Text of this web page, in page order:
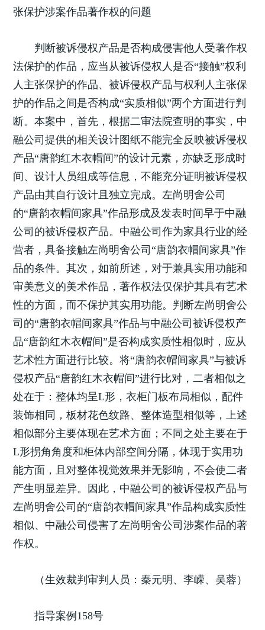
张保护涉案作品著作权的问题
判断被诉侵权产品是否构成侵害他人受著作权
法保护的作品，应当从被诉侵权人是否“接触”权利
人主张保护的作品、被诉侵权产品与权利人主张保
护的作品之间是否构成“实质相似”两个方面进行判
断。本案中，首先，根据二审法院查明的事实，中
融公司提供的相关设计图纸不能完全反映被诉侵权
产品“唐韵红木衣帽间”的设计元素，亦缺乏形成时
间、设计人员组成等信息，不能充分证明被诉侵权
产品由其自行设计且独立完成。左尚明舍公司
的“唐韵衣帽间家具”作品形成及发表时间早于中融
公司的被诉侵权产品。中融公司作为家具行业的经
营者，具备接触左尚明舍公司“唐韵衣帽间家具”作
品的条件。其次，如前所述，对于兼具实用功能和
审美意义的美术作品，著作权法仅保护其具有艺术
性的方面，而不保护其实用功能。判断左尚明舍公
司的“唐韵衣帽间家具”作品与中融公司被诉侵权产
品“唐韵红木衣帽间”是否构成实质性相似时，应从
艺术性方面进行比较。将“唐韵衣帽间家具”与被诉
侵权产品“唐韵红木衣帽间”进行比对，二者相似之
处在于：整体均呈L形，衣柜门板布局相似，配件
装饰相同，板材花色纹路、整体造型相似等，上述
相似部分主要体现在艺术方面；不同之处主要在于
L形拐角角度和柜体内部空间分隔，体现于实用功
能方面，且对整体视觉效果并无影响，不会使二者
产生明显差异。因此，中融公司的被诉侵权产品与
左尚明舍公司的“唐韵衣帽间家具”作品构成实质性
相似、中融公司侵害了左尚明舍公司涉案作品的著
作权。
（生效裁判审判人员：秦元明、李嵘、吴蓉）
指导案例158号